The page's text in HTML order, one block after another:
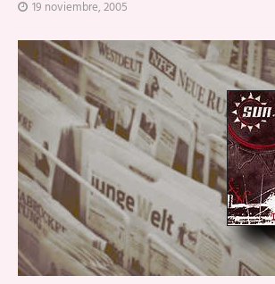
19 noviembre, 2005